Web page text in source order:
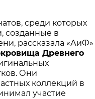
среди которых
созданные в
рассказала «АиФ»
Древнего
Они
коллекций в
участие